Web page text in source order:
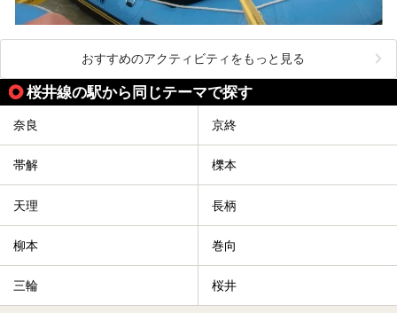
おすすめのアクティビティをもっと見る
桜井線の駅から同じテーマで探す
奈良 京終
帯解 櫟本
天理 長柄
柳本 巻向
三輪 桜井